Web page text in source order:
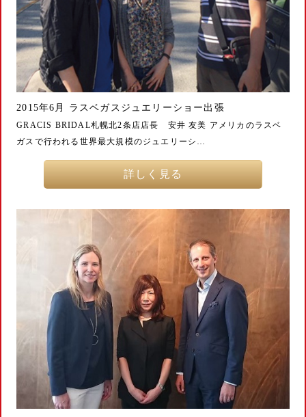
2015年6月 ラスベガスジュエリーショー出張
GRACIS BRIDAL札幌北2条店店長 安井 友美 アメリカのラスベ
ガスで行われる世界最大規模のジュエリーシ…
詳しく見る